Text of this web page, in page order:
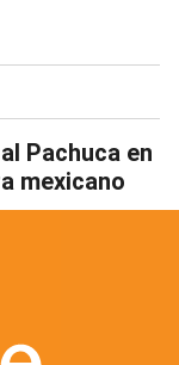
Pachuca en
mexicano